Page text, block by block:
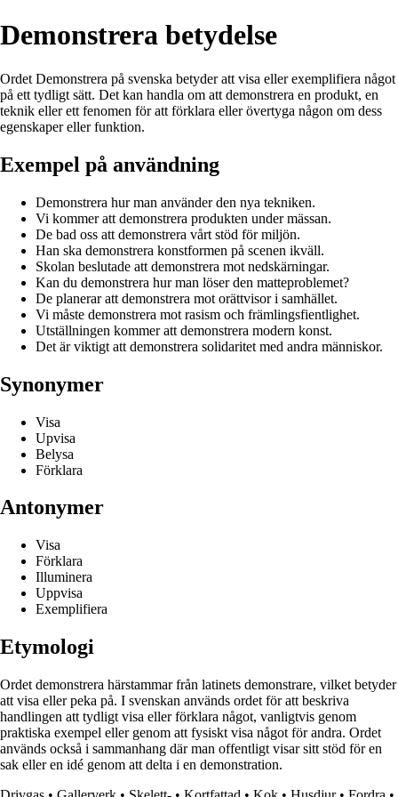
Demonstrera betydelse
Ordet Demonstrera på svenska betyder att visa eller exemplifiera något
på ett tydligt sätt. Det kan handla om att demonstrera en produkt, en
teknik eller ett fenomen för att förklara eller övertyga någon om dess
egenskaper eller funktion.
Exempel på användning
Demonstrera hur man använder den nya tekniken.
Vi kommer att demonstrera produkten under mässan.
De bad oss att demonstrera vårt stöd för miljön.
Han ska demonstrera konstformen på scenen ikväll.
Skolan beslutade att demonstrera mot nedskärningar.
Kan du demonstrera hur man löser den matteproblemet?
De planerar att demonstrera mot orättvisor i samhället.
Vi måste demonstrera mot rasism och främlingsfientlighet.
Utställningen kommer att demonstrera modern konst.
Det är viktigt att demonstrera solidaritet med andra människor.
Synonymer
Visa
Upvisa
Belysa
Förklara
Antonymer
Visa
Förklara
Illuminera
Uppvisa
Exemplifiera
Etymologi
Ordet demonstrera härstammar från latinets demonstrare, vilket betyder
att visa eller peka på. I svenskan används ordet för att beskriva
handlingen att tydligt visa eller förklara något, vanligtvis genom
praktiska exempel eller genom att fysiskt visa något för andra. Ordet
används också i sammanhang där man offentligt visar sitt stöd för en
sak eller en idé genom att delta i en demonstration.